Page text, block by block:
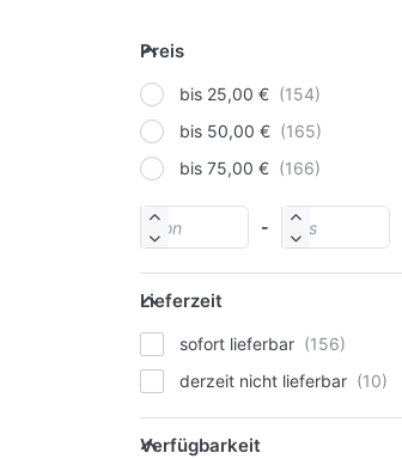
Preis
bis 25,00 €
bis 50,00 €
bis 75,00 €
-
Lieferzeit
sofort lieferbar
derzeit nicht lieferbar
Verfügbarkeit